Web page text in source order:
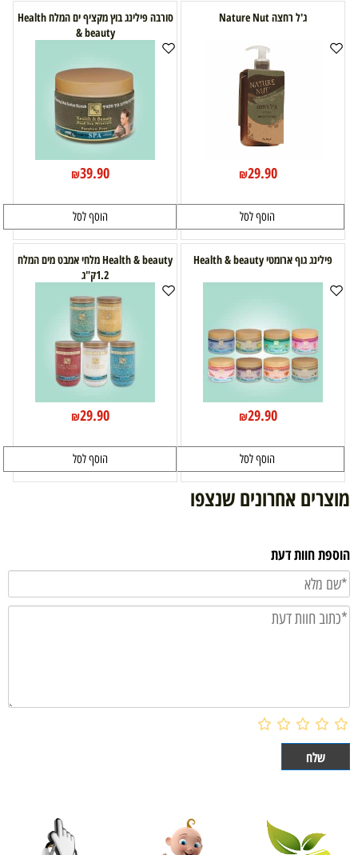
ג'ל רחצה Nature Nut
₪29.90
הוסף לסל
סורבה פילינג בוץ מקציף ים המלח Health
& beauty
₪39.90
הוסף לסל
פילינג גוף ארומטי Health & beauty
₪29.90
הוסף לסל
Health & beauty מלחי אמבט מים המלח
1.2ק"ג
₪29.90
הוסף לסל
מוצרים אחרונים שנצפו
הוספת חוות דעת